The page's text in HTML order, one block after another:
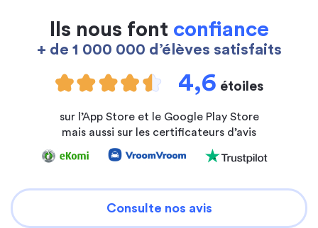
Ils nous font confiance
+ de 1 000 000 d’élèves satisfaits
4,6 étoiles
sur l’App Store et le Google Play Store
mais aussi sur les certificateurs d’avis
Consulte nos avis